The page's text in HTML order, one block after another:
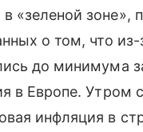
«зеленой зоне»,
о том, что
до минимума
в Европе. Утром
инфляция в